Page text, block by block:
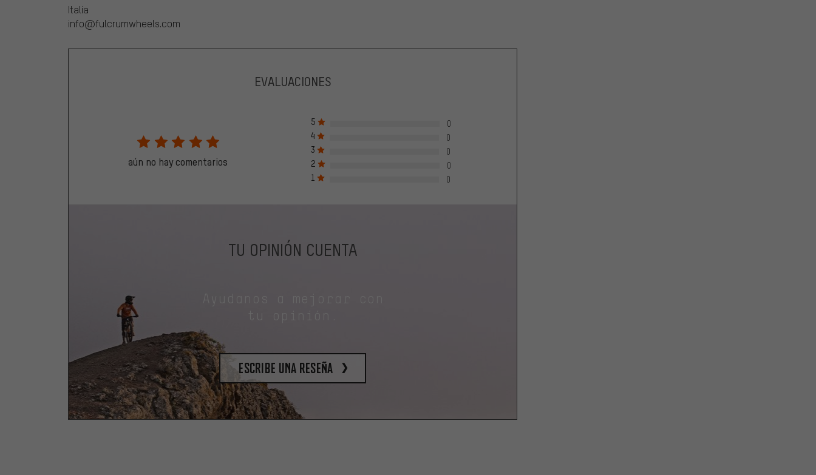
Italia
info@fulcrumwheels.com
EVALUACIONES
aún no hay comentarios
5
0
4
0
3
0
2
0
1
0
TU OPINIÓN CUENTA
tu opinión.
escribe una reseña